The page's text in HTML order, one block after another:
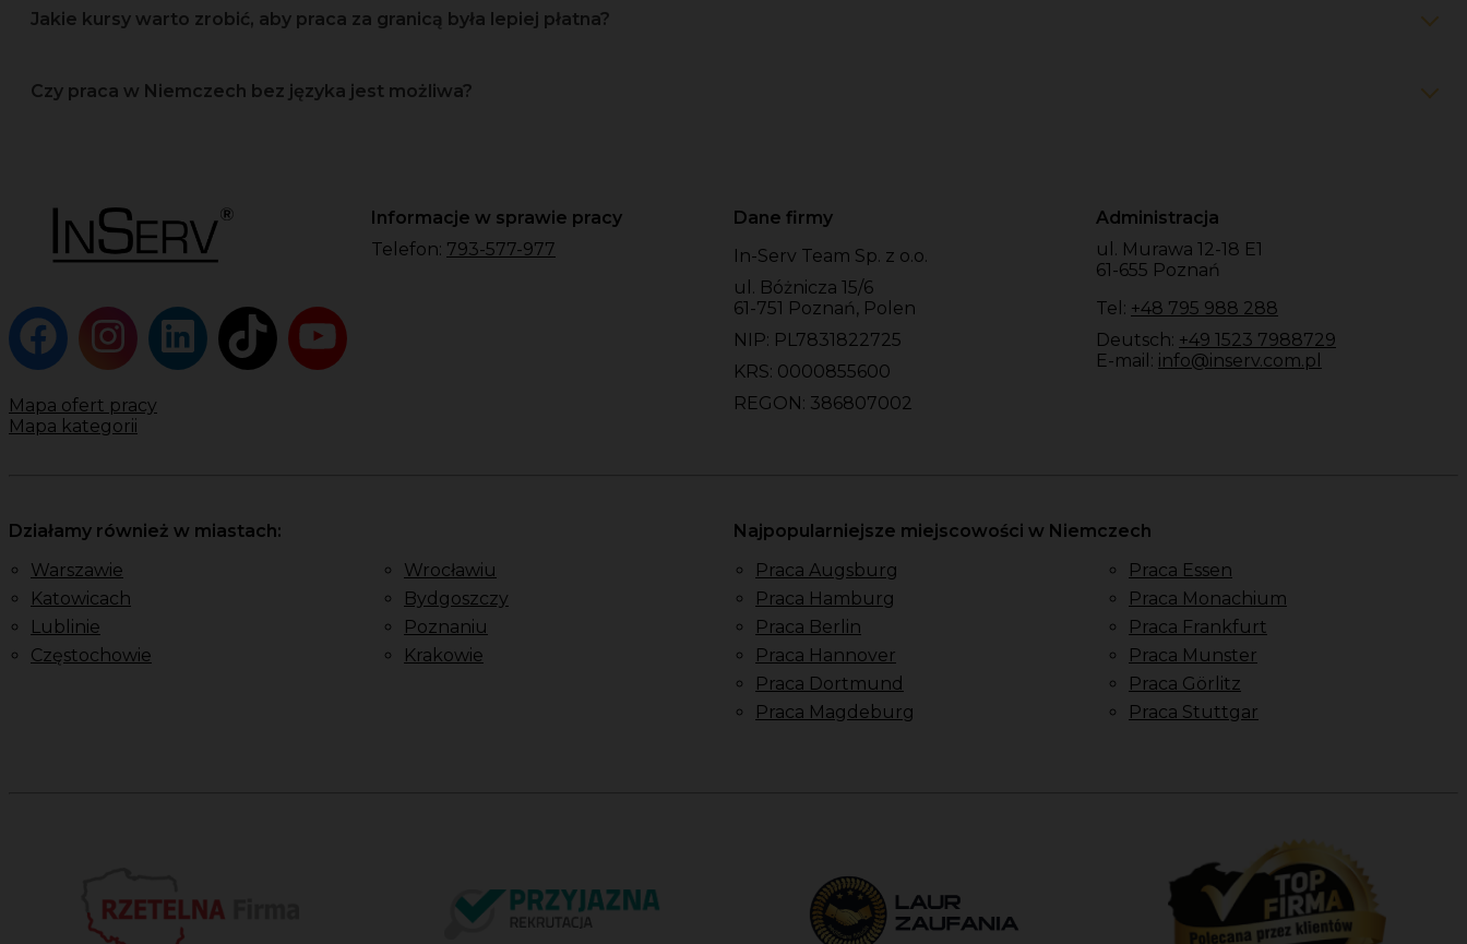
Jakie kursy warto zrobić, aby praca za granicą była lepiej płatna?
Czy praca w Niemczech bez języka jest możliwa?
Mapa ofert pracy
Mapa kategorii
Informacje w sprawie pracy
Telefon: 793-577-977
Dane firmy
In-Serv Team Sp. z o.o.
ul. Bóżnicza 15/6
61-751 Poznań, Polen
NIP: PL7831822725
KRS: 0000855600
REGON: 386807002
Administracja
ul. Murawa 12-18 E1
61-655 Poznań
Tel: +48 795 988 288
Deutsch: +49 1523 7988729
E-mail: info@inserv.com.pl
Działamy również w miastach:
Warszawie
Katowicach
Lublinie
Częstochowie
Wrocławiu
Bydgoszczy
Poznaniu
Krakowie
Najpopularniejsze miejscowości w Niemczech
Praca Augsburg
Praca Hamburg
Praca Berlin
Praca Hannover
Praca Dortmund
Praca Magdeburg
Praca Essen
Praca Monachium
Praca Frankfurt
Praca Munster
Praca Görlitz
Praca Stuttgar